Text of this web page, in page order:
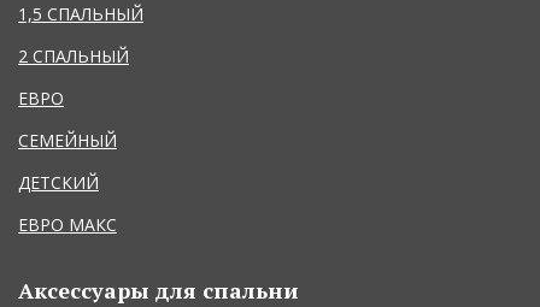
1,5 СПАЛЬНЫЙ
2 СПАЛЬНЫЙ
ЕВРО
СЕМЕЙНЫЙ
ДЕТСКИЙ
ЕВРО МАКС
Аксессуары для спальни